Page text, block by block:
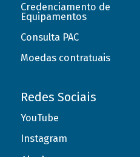
Credenciamento de
Equipamentos
Consulta PAC
Moedas contratuais
Redes Sociais
YouTube
Instagram